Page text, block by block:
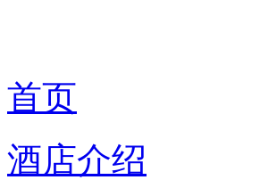
首页
酒店介绍